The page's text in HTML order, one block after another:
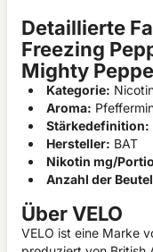
Detaillierte
Freezing
Mighty
Kategorie:
Aroma:
Stärkedefinition:
Hersteller: BAT
Nikotin mg/
Anzahl der
Über VELO
VELO ist eine Marke